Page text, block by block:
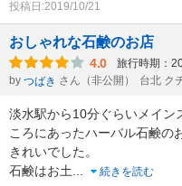
投稿日:2019/10/21
おしゃれな石鹸のお店
4.0 旅行時期：
by つばき さん（非公開） 台北 ク
淡水駅から10分ぐらいメイン
ころにあったハーバル石鹸の
きれいでした。
石鹸はお土...
続きを読む